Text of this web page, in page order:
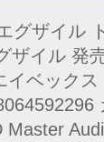
グザイル
ザイル 発
イベック
Master